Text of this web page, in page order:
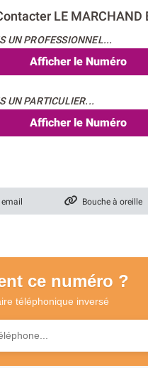
LE MARCHAND
UN PROFESSIONNEL...
Afficher le Numéro
UN PARTICULIER...
Afficher le Numéro
Bouche à oreille
ce numéro ?
téléphonique inversé